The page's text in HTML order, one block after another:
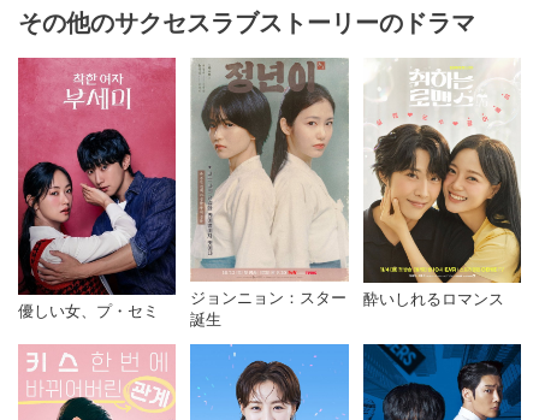
その他のサクセスラブストーリーのドラマ
優しい女、プ・セミ
ジョンニョン：スター
誕生
酔いしれるロマンス